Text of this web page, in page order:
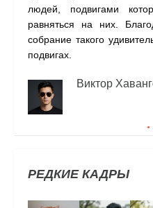
людей, подвигами
равняться на них.
собрание такого
подвигах.
Виктор
РЕДКИЕ КАДРЫ